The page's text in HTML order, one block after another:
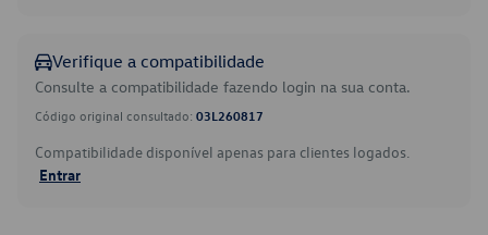
Verifique a compatibilidade
Consulte a compatibilidade fazendo login na sua conta.
Código original consultado: 03L260817
Compatibilidade disponível apenas para clientes logados.
Entrar